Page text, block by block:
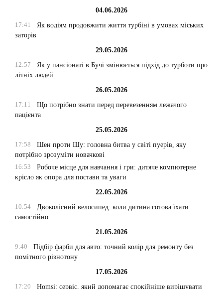
04.06.2026
17:41
Як водіям продовжити життя турбіні в умовах міських
заторів
29.05.2026
12:57
Як у пансіонаті в Бучі змінюється підхід до турботи про
літніх людей
26.05.2026
17:11
Що потрібно знати перед перевезенням лежачого
пацієнта
25.05.2026
17:58
Шен проти Шу: головна битва у світі пуерів, яку
потрібно зрозуміти новачкові
16:53
Робоче місце для навчання і гри: дитяче компютерне
крісло як опора для постави та уваги
22.05.2026
10:54
Двоколісний велосипед: коли дитина готова їхати
самостійно
21.05.2026
9:40
Підбір фарби для авто: точний колір для ремонту без
помітного різнотону
17.05.2026
17:20
Homsi: сервіс, який допомагає спокійніше вирішувати